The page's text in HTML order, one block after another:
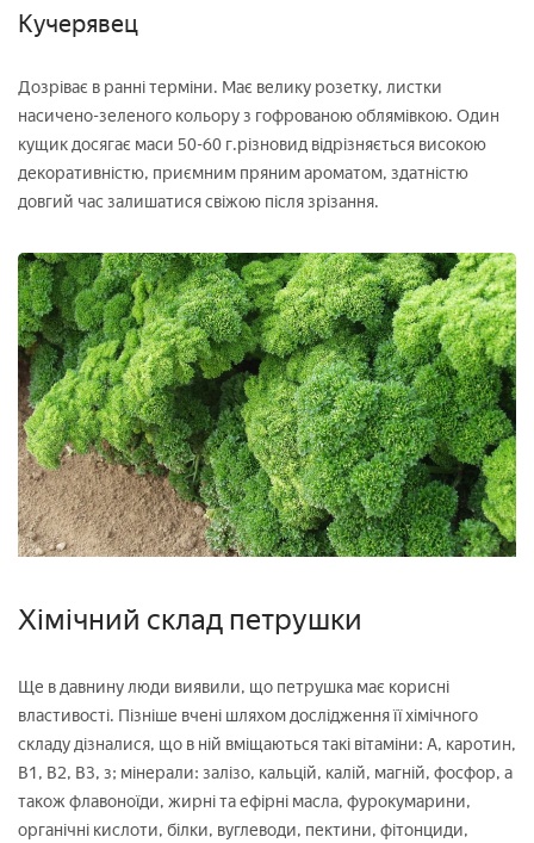
Кучерявец
Дозріває в ранні терміни. Має велику розетку, листки
насичено-зеленого кольору з гофрованою облямівкою. Один
кущик досягає маси 50-60 г.різновид відрізняється високою
декоративністю, приємним пряним ароматом, здатністю
довгий час залишатися свіжою після зрізання.
Хімічний склад петрушки
Ще в давнину люди виявили, що петрушка має корисні
властивості. Пізніше вчені шляхом дослідження її хімічного
складу дізналися, що в ній вміщаються такі вітаміни: А, каротин,
В1, В2, В3, з; мінерали: залізо, кальцій, калій, магній, фосфор, а
також флавоноїди, жирні та ефірні масла, фурокумарини,
органічні кислоти, білки, вуглеводи, пектини, фітонциди,